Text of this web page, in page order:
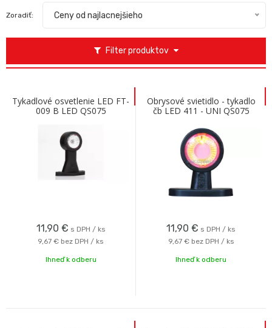
Filter produktov
Zoradiť: Ceny od najlacnejšieho
Tykadlové osvetlenie LED FT-
009 B LED QS075
11,90 € s DPH / ks
9,67 € bez DPH / ks
Ihneď k odberu
Obrysové svietidlo - tykadlo
čb LED 411 - UNI QS075
11,90 € s DPH / ks
9,67 € bez DPH / ks
Ihneď k odberu